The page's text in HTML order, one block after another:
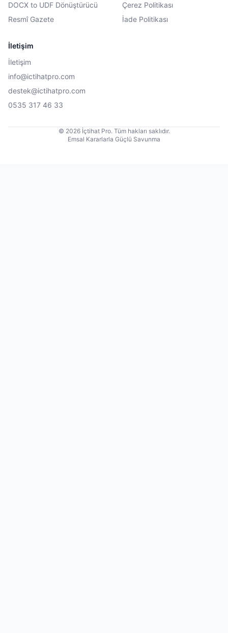
DOCX to UDF Dönüştürücü
Resmî Gazete
Çerez Politikası
İade Politikası
İletişim
İletişim
info@ictihatpro.com
destek@ictihatpro.com
0535 317 46 33
© 2026 İçtihat Pro. Tüm hakları saklıdır.
Emsal Kararlarla Güçlü Savunma